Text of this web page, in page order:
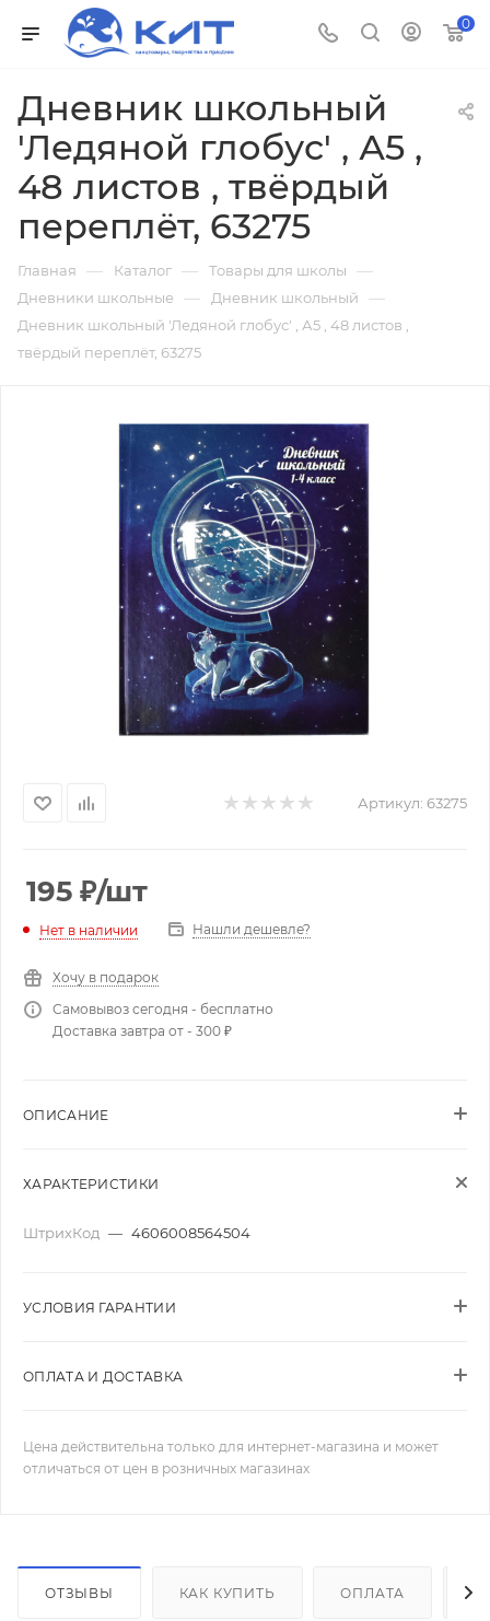
0
Дневник школьный
'Ледяной глобус' , А5 ,
48 листов , твёрдый
переплёт, 63275
Главная — Каталог — Товары для школы —
Дневники школьные — Дневник школьный —
Дневник школьный 'Ледяной глобус' , А5 , 48 листов ,
твёрдый переплёт, 63275
Артикул: 63275
195 ₽/шт
Нет в наличии Нашли дешевле?
Хочу в подарок
Самовывоз сегодня - бесплатно
Доставка завтра от - 300 ₽
ОПИСАНИЕ
ХАРАКТЕРИСТИКИ
ШтрихКод — 4606008564504
УСЛОВИЯ ГАРАНТИИ
ОПЛАТА И ДОСТАВКА
Цена действительна только для интернет-магазина и может
отличаться от цен в розничных магазинах
ОТЗЫВЫ КАК КУПИТЬ ОПЛАТА